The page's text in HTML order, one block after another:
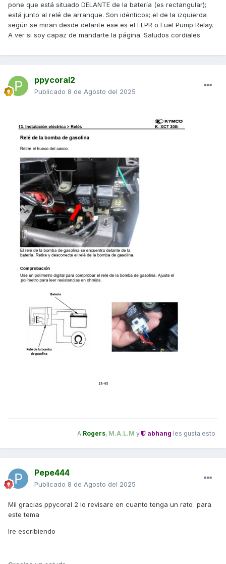
pone que está situado DELANTE de la batería (es rectangular);
está junto al relé de arranque. Son idénticos; el de la izquierda
según se miran desde delante ese es el FLPR o Fuel Pump Relay.
A ver si soy capaz de mandarte la página. Saludos cordiales
ppycoral2
Publicado 8 de Agosto del 2025
A Rogers, M.A.L.M y abhang les gusta esto
Pepe444
Publicado 8 de Agosto del 2025
Mil gracias ppycoral 2 lo revisare en cuanto tenga un rato para
este tema
Ire escribiendo